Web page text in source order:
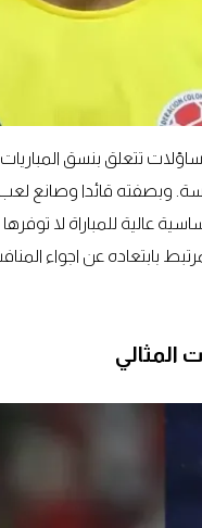
تتعلق بنسق المباريات
قائدا وصانع لعب،
عالية للمباراة لا
بابتعاده عن اجواء
المثالي